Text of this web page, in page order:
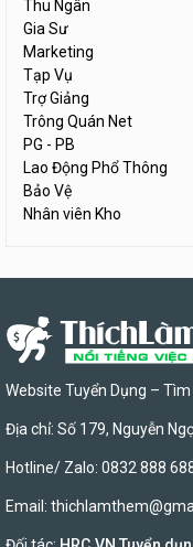
Thu Ngân
Gia Sư
Marketing
Tạp Vụ
Trợ Giảng
Trông Quán Net
PG - PB
Lao Động Phổ Thông
Bảo Vệ
Nhân viên Kho
Website Tuyển Dụng –
Địa chỉ: Số 179, Nguyễn
Hotline/ Zalo: 0832 888
Email: